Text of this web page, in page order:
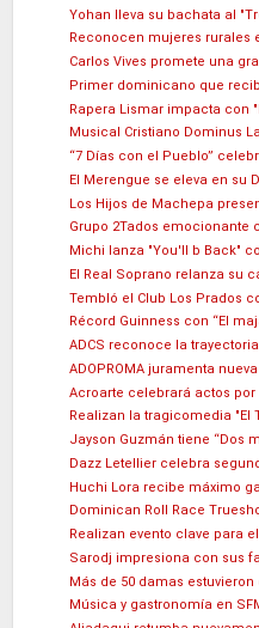
Yohan lleva su bachata al
Reconocen mujeres rurales
Carlos Vives promete una
Primer dominicano que
Rapera Lismar impacta con
Musical Cristiano Dominus
“7 Días con el Pueblo”
El Merengue se eleva en su
Los Hijos de Machepa
Grupo 2Tados emocionante
Michi lanza "You'll b Back"
El Real Soprano relanza su
Tembló el Club Los Prados
Récord Guinness con “El
ADCS reconoce la
ADOPROMA juramenta
Acroarte celebrará actos
Realizan la tragicomedia "El
Jayson Guzmán tiene “Dos
Dazz Letellier celebra
Huchi Lora recibe máximo
Dominican Roll Race
Realizan evento clave para
Sarodj impresiona con sus
Más de 50 damas estuvieron
Música y gastronomía en